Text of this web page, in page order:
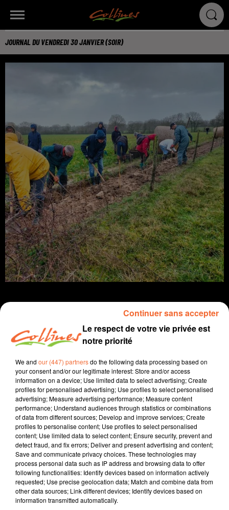
JOURNAL DU VENDREDI 30 JANVIER (SOIR)
info
30 janvier 2026 - 15 min 35 sec
JOURNAL DU VENDREDI 30 JANVIER (SOIR)
Fabien Gazeau
L'info près de chez vous
Présenté par Fabien Gazeau
- Les syndicats enseignants dénoncent les coupes
envisagées par l'Education Nationale pour la rentrée
prochaine
- La cérémonie des voeux à l'Hôpital Nord Deux-Sèvres
cet AM, sous le signe de la positive attitude
- A St Pierre des Echaubrognes, Biocoop et Bocage
Le respect de votre vie privée est
notre priorité
We and our (447) partnersdo the following data processing based on
your consent and/or our legitimate interest: Store and/or access
information on a device; Use limited data to select advertising; Create
profiles for personalised advertising; Use profiles to select personalised
advertising; Measure advertising performance; Measure content
performance; Understand audiences through statistics or combinations
of data from different sources; Develop and improve services; Create
profiles to personalise content; Use profiles to select personalised
content; Use limited data to select content; Ensure security, prevent and
detect fraud, and fix errors; Deliver and present advertising and content;
Save and communicate privacy choices. These technologies may
process personal data such as IP address and browsing data to offer
following functionalities: Identify devices based on information actively
requested; Use precise geolocation data; Match and combine data from
other data sources; Link different devices; Identify devices based on
information transmitted automatically.
Continuer sans accepter